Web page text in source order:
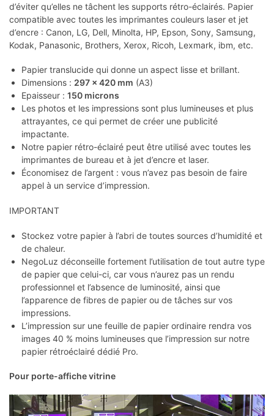
d’éviter qu’elles ne tâchent les supports rétro-éclairés. Papier
compatible avec toutes les imprimantes couleurs laser et jet
d’encre : Canon, LG, Dell, Minolta, HP, Epson, Sony, Samsung,
Kodak, Panasonic, Brothers, Xerox, Ricoh, Lexmark, ibm, etc.
Papier translucide qui donne un aspect lisse et brillant.
Dimensions : 297 x 420 mm (A3)
Epaisseur : 150 microns
Les photos et les impressions sont plus lumineuses et plus
attrayantes, ce qui permet de créer une publicité
impactante.
Notre papier rétro-éclairé peut être utilisé avec toutes les
imprimantes de bureau et à jet d’encre et laser.
Économisez de l’argent : vous n’avez pas besoin de faire
appel à un service d’impression.
IMPORTANT
Stockez votre papier à l’abri de toutes sources d’humidité et
de chaleur.
NegoLuz déconseille fortement l’utilisation de tout autre type
de papier que celui-ci, car vous n’aurez pas un rendu
professionnel et l’absence de luminosité, ainsi que
l’apparence de fibres de papier ou de tâches sur vos
impressions.
L’impression sur une feuille de papier ordinaire rendra vos
images 40 % moins lumineuses que l’impression sur notre
papier rétroéclairé dédié Pro.
Pour porte-affiche vitrine